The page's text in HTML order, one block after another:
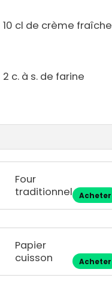
10 cl de crème fraîche
2 c. à s. de farine
Four
traditionnel
Acheter
Papier
cuisson
Acheter